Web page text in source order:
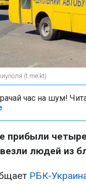
(t.me.kt)
час на шум!
прибыли
людей из
РБК-